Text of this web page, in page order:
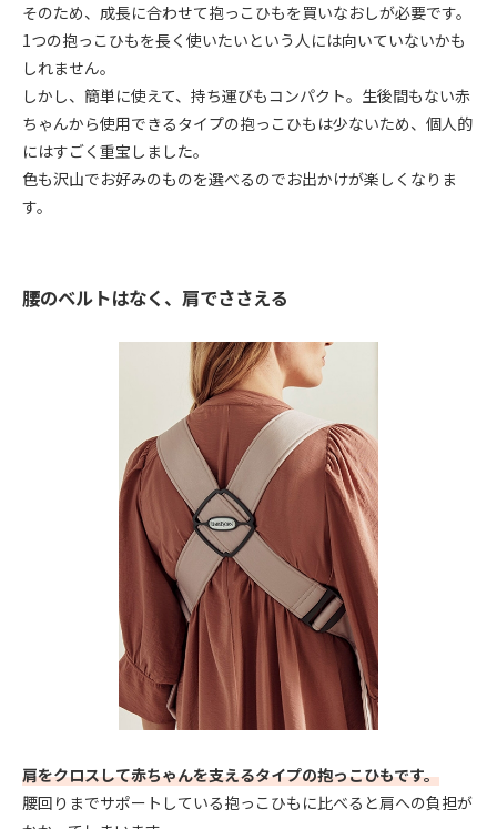
そのため、成長に合わせて抱っこひもを買いなおしが必要です。
1つの抱っこひもを長く使いたいという人には向いていないかも
しれません。
しかし、簡単に使えて、持ち運びもコンパクト。生後間もない赤
ちゃんから使用できるタイプの抱っこひもは少ないため、個人的
にはすごく重宝しました。
色も沢山でお好みのものを選べるのでお出かけが楽しくなりま
す。
腰のベルトはなく、肩でささえる
肩をクロスして赤ちゃんを支えるタイプの抱っこひもです。
腰回りまでサポートしている抱っこひもに比べると肩への負担が